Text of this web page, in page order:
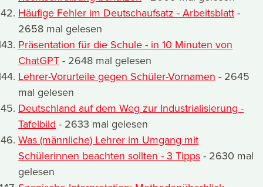
Häufige Fehler im Deutschaufsatz - Arbeitsblatt -
2658 mal gelesen
Präsentation für die Schule - in 10 Minuten von
ChatGPT - 2648 mal gelesen
Lehrer-Vorurteile gegen Schüler-Vornamen - 2645
mal gelesen
Deutschland auf dem Weg zur Industrialisierung -
Tafelbild - 2633 mal gelesen
Was (männliche) Lehrer im Umgang mit
Schülerinnen beachten sollten - 3 Tipps - 2630 mal
gelesen